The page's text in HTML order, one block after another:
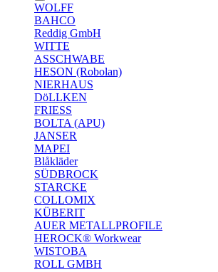
WOLFF
BAHCO
Reddig GmbH
WITTE
ASSCHWABE
HESON (Robolan)
NIERHAUS
DöLLKEN
FRIESS
BOLTA (APU)
JANSER
MAPEI
Blåkläder
SÜDBROCK
STARCKE
COLLOMIX
KÜBERIT
AUER METALLPROFILE
HEROCK® Workwear
WISTOBA
ROLL GMBH